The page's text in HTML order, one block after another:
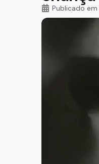
Publicado em